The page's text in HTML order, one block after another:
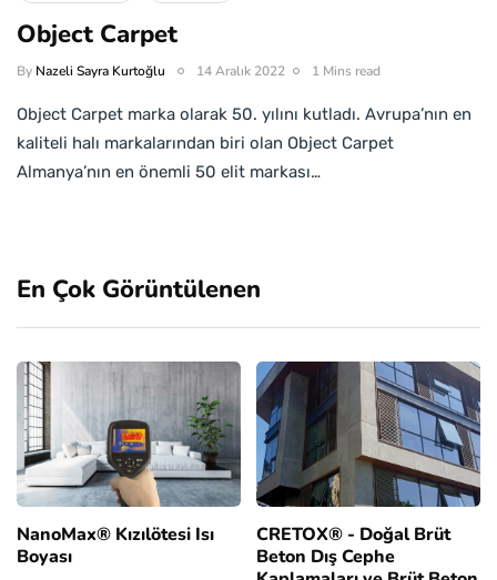
Object Carpet
By Nazeli Sayra Kurtoğlu 14 Aralık 2022 1 Mins read
Object Carpet marka olarak 50. yılını kutladı. Avrupa’nın en
kaliteli halı markalarından biri olan Object Carpet
Almanya’nın en önemli 50 elit markası…
En Çok Görüntülenen
NanoMax® Kızılötesi Isı
Boyası
CRETOX® - Doğal Brüt
Beton Dış Cephe